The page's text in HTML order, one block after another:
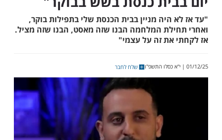
המפורסם משתף: "אני כל
כנסת בשש בבוקר"
המלחמה הבנו שזה מאסט, הבנו שזה מציל.
שלח לחבר